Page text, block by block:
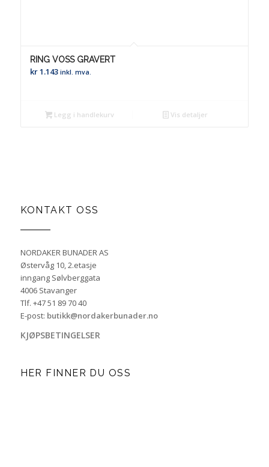
RING VOSS GRAVERT
kr1.143 inkl. mva.
Legg i handlekurv Vis detaljer
KONTAKT OSS
NORDAKER BUNADER AS
Østervåg 10, 2.etasje
inngang Sølvberggata
4006 Stavanger
Tlf. +47 51 89 70 40
E-post: butikk@nordakerbunader.no
KJØPSBETINGELSER
HER FINNER DU OSS